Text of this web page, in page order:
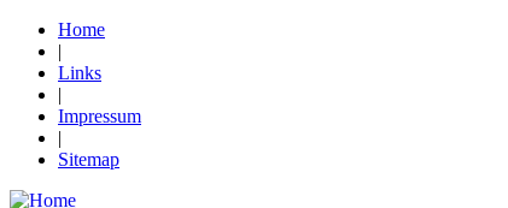
Home
|
Links
|
Impressum
|
Sitemap